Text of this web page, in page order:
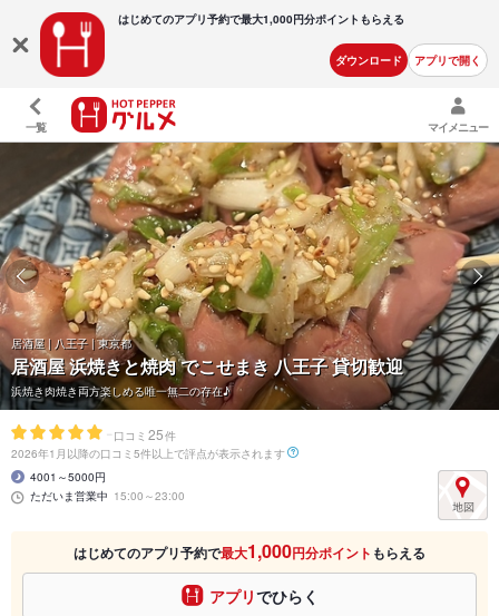
はじめてのアプリ予約で最大1,000円分ポイントもらえる
ダウンロード アプリで開く
一覧 マイメニュー
居酒屋 | 八王子 | 東京都
居酒屋 浜焼きと焼肉 でこせまき 八王子 貸切歓迎
浜焼き肉焼き両方楽しめる唯一無二の存在♪
- 口コミ 25件
2026年1月以降の口コミ5件以上で評点が表示されます
4001～5000円
ただいま営業中 15:00～23:00
はじめてのアプリ予約で最大1,000円分ポイント もらえる
アプリでひらく